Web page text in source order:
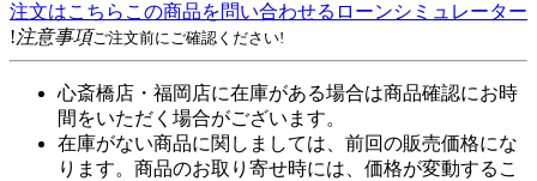
注文はこちら この商品を問い合わせる ローンシミュレーター
!注意事項ご注文前にご確認ください!
心斎橋店・福岡店に在庫がある場合は商品確認にお時
間をいただく場合がございます。
在庫がない商品に関しましては、前回の販売価格にな
ります。商品のお取り寄せ時には、価格が変動するこ